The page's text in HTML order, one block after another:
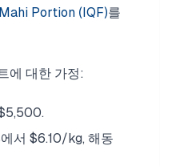
Portion (IQF)를
에 대한 가정:
서 $6.10/kg, 해동